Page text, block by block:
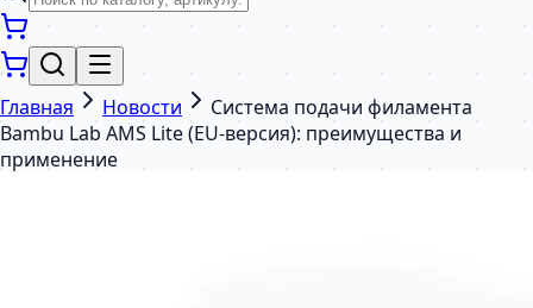
Главная Новости
Система подачи филамента
Bambu Lab AMS Lite (EU-версия): преимущества и
применение